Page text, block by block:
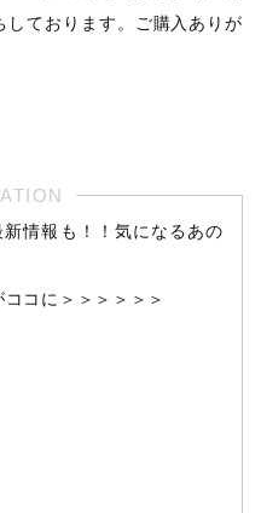
ております。ご購入ありが
情報も！！気になるあの
コに＞＞＞＞＞＞